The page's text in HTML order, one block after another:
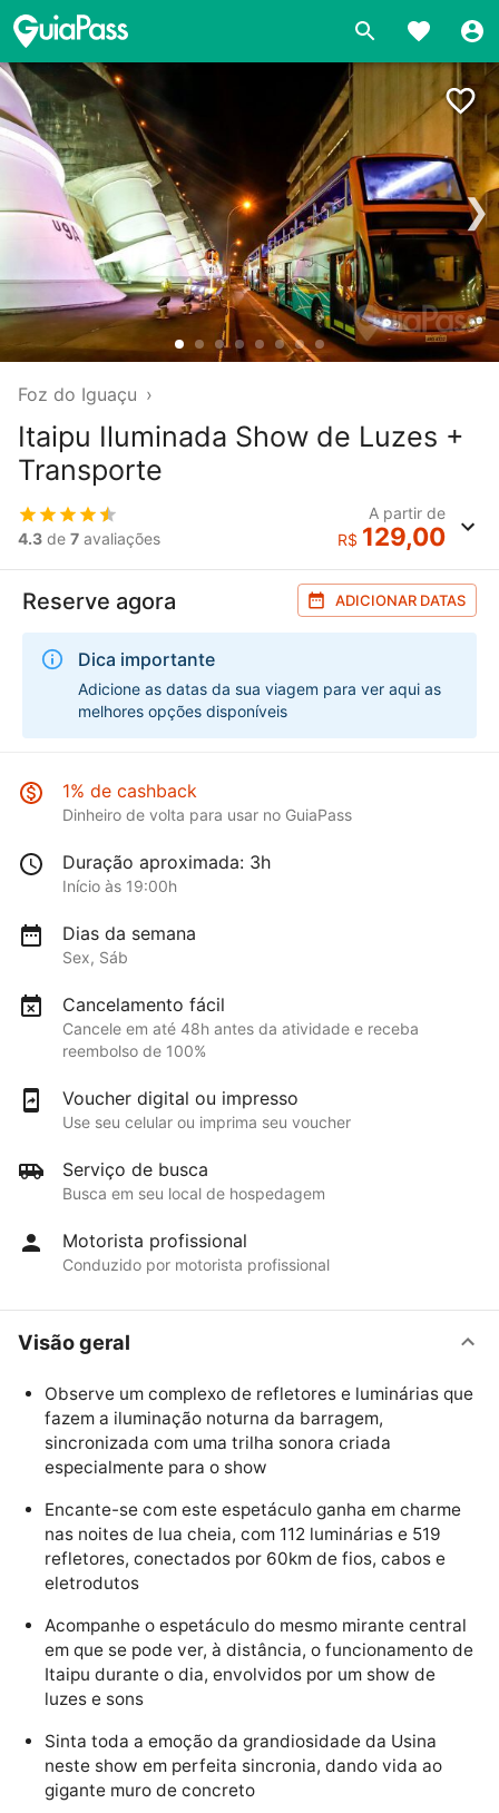
❯
Foz do Iguaçu ›
Itaipu Iluminada Show de Luzes +
Transporte
4.3 de 7 avaliações
A partir de
R$ 129,00
Reserve agora ADICIONAR DATAS
Dica importante
Adicione as datas da sua viagem para ver aqui as
melhores opções disponíveis
1% de cashback
Dinheiro de volta para usar no GuiaPass
Duração aproximada: 3h
Início às 19:00h
Dias da semana
Sex, Sáb
Cancelamento fácil
Cancele em até 48h antes da atividade e receba
reembolso de 100%
Voucher digital ou impresso
Use seu celular ou imprima seu voucher
Serviço de busca
Busca em seu local de hospedagem
Motorista profissional
Conduzido por motorista profissional
Visão geral
Observe um complexo de refletores e luminárias que
fazem a iluminação noturna da barragem,
sincronizada com uma trilha sonora criada
especialmente para o show
Encante-se com este espetáculo ganha em charme
nas noites de lua cheia, com 112 luminárias e 519
refletores, conectados por 60km de fios, cabos e
eletrodutos
Acompanhe o espetáculo do mesmo mirante central
em que se pode ver, à distância, o funcionamento de
Itaipu durante o dia, envolvidos por um show de
luzes e sons
Sinta toda a emoção da grandiosidade da Usina
neste show em perfeita sincronia, dando vida ao
gigante muro de concreto